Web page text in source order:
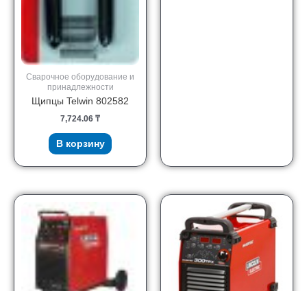
Сварочное оборудование и
принадлежности
Щипцы Telwin 802582
7,724.06 ₸
В корзину